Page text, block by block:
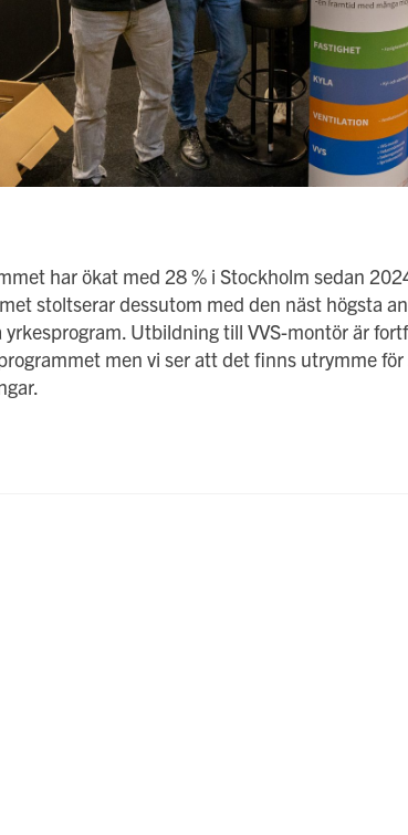
har ökat med 28 % i Stockholm sedan
stoltserar dessutom med den näst högsta
yrkesprogram. Utbildning till VVS-montör är
men vi ser att det finns utrymme